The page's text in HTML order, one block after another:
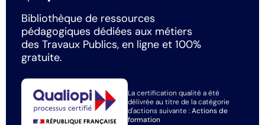
Bibliothèque de ressources
pédagogiques dédiées aux métiers
des Travaux Publics, en ligne et 100%
gratuite.
La certification qualité a été
délivrée au titre de la catégorie
d'actions suivante :Actions de
formation